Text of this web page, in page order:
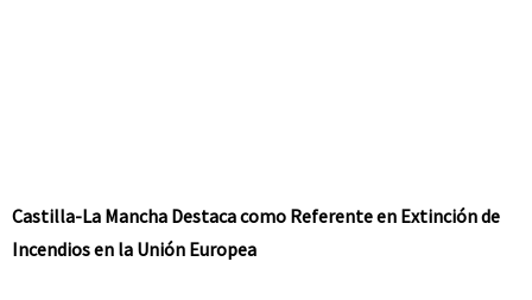
Castilla-La Mancha Destaca como Referente en Extinción de
Incendios en la Unión Europea